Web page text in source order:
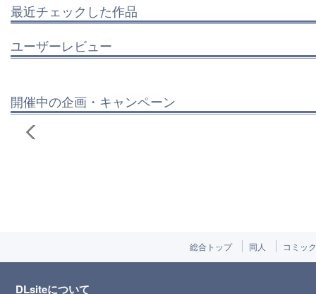
最近チェックした作品
ユーザーレビュー
開催中の企画・キャンペーン
総合トップ 同人 コミッ
DLsiteについて